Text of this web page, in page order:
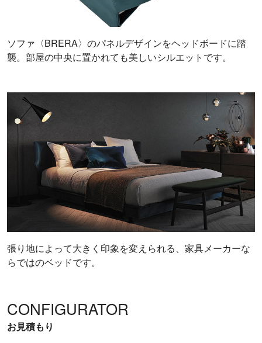
ソファ〈BRERA〉のパネルデザインをヘッドボードに踏
襲。部屋の中央に置かれても美しいシルエットです。
張り地によって大きく印象を変えられる、家具メーカーな
らではのベッドです。
CONFIGURATOR
お見積もり